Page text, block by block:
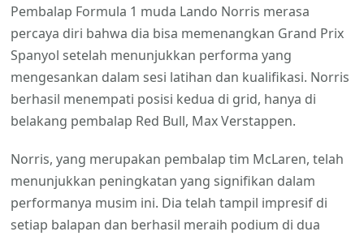
Pembalap Formula 1 muda Lando Norris merasa
percaya diri bahwa dia bisa memenangkan Grand Prix
Spanyol setelah menunjukkan performa yang
mengesankan dalam sesi latihan dan kualifikasi. Norris
berhasil menempati posisi kedua di grid, hanya di
belakang pembalap Red Bull, Max Verstappen.
Norris, yang merupakan pembalap tim McLaren, telah
menunjukkan peningkatan yang signifikan dalam
performanya musim ini. Dia telah tampil impresif di
setiap balapan dan berhasil meraih podium di dua